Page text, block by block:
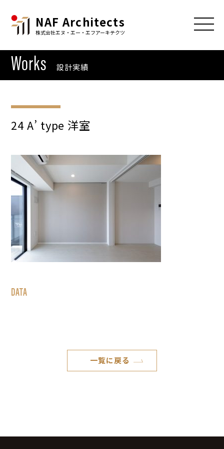
NAF Architects
株式会社エヌ・エー・エフアーキテクツ
Works 設計実績
24 A’ type 洋室
DATA
一覧に戻る